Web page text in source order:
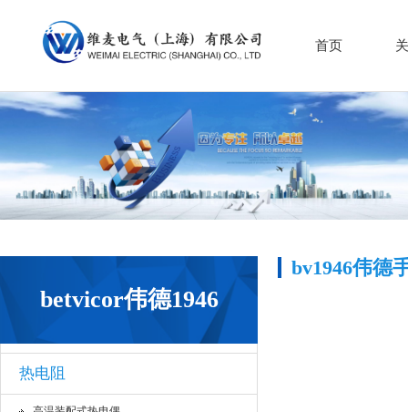
首页
betvicor伟德1946
热电阻
bv1946伟德